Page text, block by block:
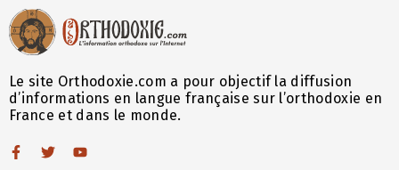
Le site Orthodoxie.com a pour objectif la diffusion
d’informations en langue française sur l’orthodoxie en
France et dans le monde.